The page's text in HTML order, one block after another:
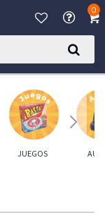
0
JUEGOS